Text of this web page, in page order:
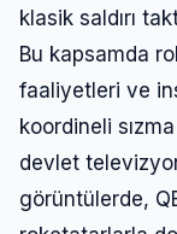
klasik saldırı
Bu kapsamda
faaliyetleri ve
koordineli
devlet
görüntülerde,